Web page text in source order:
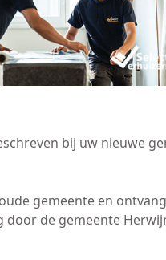
bij uw nieuwe
gemeente en
de gemeente